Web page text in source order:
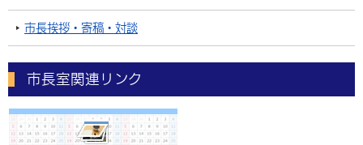
市長挨拶・寄稿・対談
市長室関連リンク